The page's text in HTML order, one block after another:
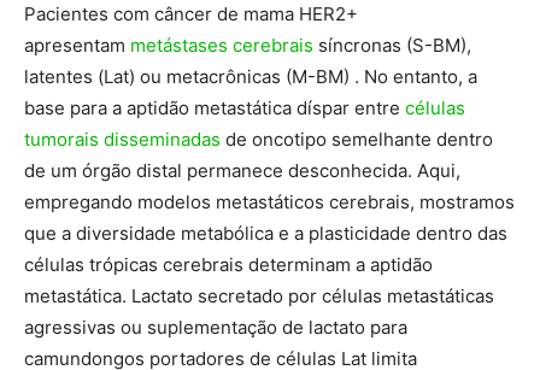
Pacientes com câncer de mama HER2+
apresentam metástases cerebrais síncronas (S-BM),
latentes (Lat) ou metacrônicas (M-BM) . No entanto, a
base para a aptidão metastática díspar entre células
tumorais disseminadas de oncotipo semelhante dentro
de um órgão distal permanece desconhecida. Aqui,
empregando modelos metastáticos cerebrais, mostramos
que a diversidade metabólica e a plasticidade dentro das
células trópicas cerebrais determinam a aptidão
metastática. Lactato secretado por células metastáticas
agressivas ou suplementação de lactato para
camundongos portadores de células Lat limita